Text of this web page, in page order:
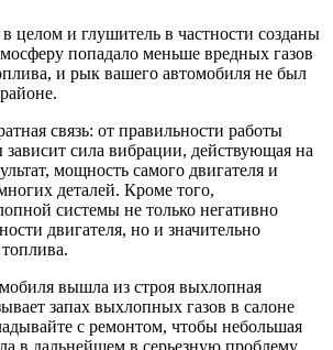
целом и глушитель в частности созданы
попадало меньше вредных газов
и рык вашего автомобиля не был
связь: от правильности работы
сила вибрации, действующая на
мощность самого двигателя и
деталей. Кроме того,
системы не только негативно
двигателя, но и значительно
вышла из строя выхлопная
запах выхлопных газов в салоне
с ремонтом, чтобы небольшая
в дальнейшем в серьезную проблему,